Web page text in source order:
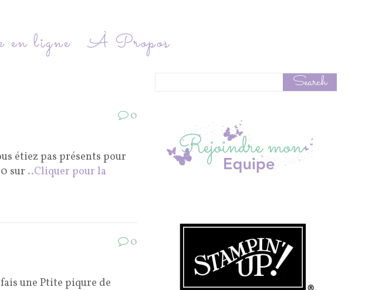
en ligne
À Propos
0
étiez pas présents pour
sur ..Cliquer pour la
0
une Ptite piqure de